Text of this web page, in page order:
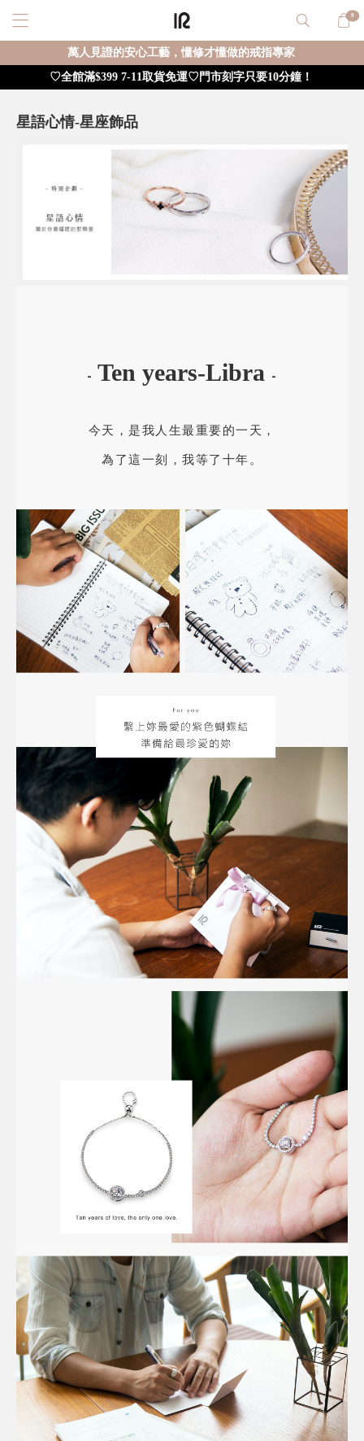
0
萬人見證的安心工藝，懂修才懂做的戒指專家
♡全館滿$399 7-11取貨免運♡門市刻字只要10分鐘！
星語心情-星座飾品
- Ten years-Libra -
今天，是我人生最重要的一天，
為了這一刻，我等了十年。